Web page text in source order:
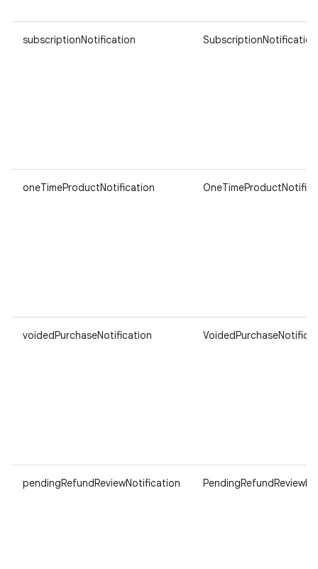
subscriptionNotification SubscriptionNotification
oneTimeProductNotification
voidedPurchaseNotification
pendingRefundReviewNotification